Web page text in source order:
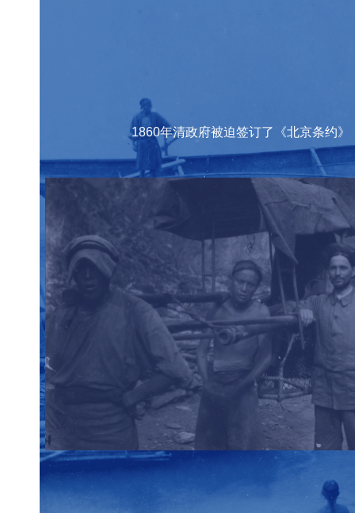
1860年清政府被迫签订了《北京条约